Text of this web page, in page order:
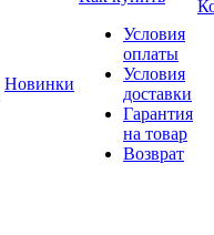
Новинки
Условия
оплаты
Условия
доставки
Гарантия
на товар
Возврат